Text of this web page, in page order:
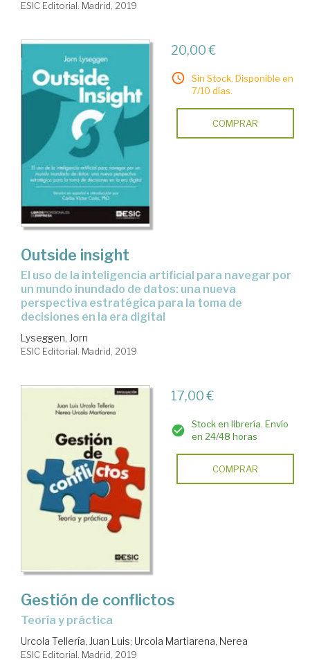
ESIC Editorial. Madrid, 2019
20,00 €
Sin Stock. Disponible en
7/10 días.
COMPRAR
Outside insight
el uso de la inteligencia artificial para navegar por
un mundo inundado de datos: una nueva
perspectiva estratégica para la toma de
decisiones en la era digital
Lyseggen, Jorn
ESIC Editorial. Madrid, 2019
17,00 €
Stock en librería. Envío
en 24/48 horas
COMPRAR
Gestión de conflictos
teoría y práctica
Urcola Tellería, Juan Luis; Urcola Martiarena, Nerea
ESIC Editorial. Madrid, 2019